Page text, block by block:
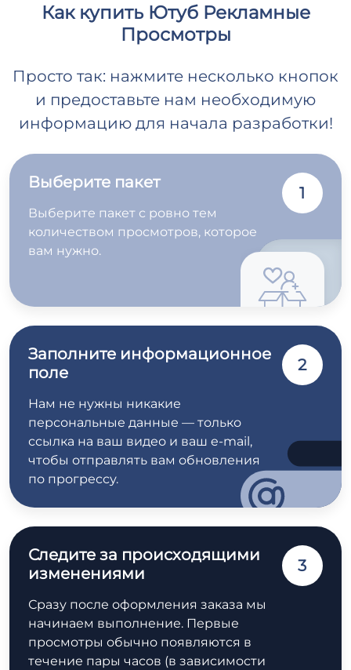
Как купить Ютуб Рекламные
Просмотры
Просто так: нажмите несколько кнопок
и предоставьте нам необходимую
информацию для начала разработки!
Выберите пакет
Выберите пакет с ровно тем
количеством просмотров, которое
вам нужно.
1
Заполните информационное
поле
Нам не нужны никакие
персональные данные — только
ссылка на ваш видео и ваш e-mail,
чтобы отправлять вам обновления
по прогрессу.
2
Следите за происходящими
изменениями
Сразу после оформления заказа мы
начинаем выполнение. Первые
просмотры обычно появляются в
течение пары часов (в зависимости
3